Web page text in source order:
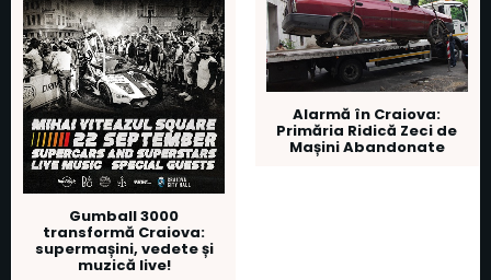
Gumball 3000
transformă Craiova:
supermașini, vedete și
muzică live!
Alarmă în Craiova:
Primăria Ridică Zeci de
Mașini Abandonate